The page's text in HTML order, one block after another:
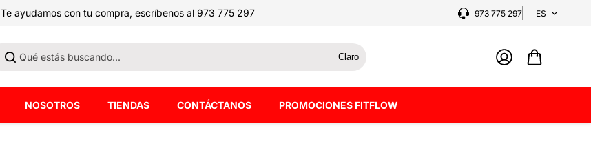
Te ayudamos con tu compra, escríbenos al 973 775 297 973 775 297 ES
Claro
NOSOTROS TIENDAS CONTÁCTANOS PROMOCIONES FITFLOW